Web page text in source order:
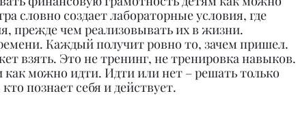
словно создает лабораторные условия, где
прежде чем реализовывать их в жизни.
Каждый получит ровно то, зачем пришел.
взять. Это не тренинг, не тренировка навыков.
как можно идти. Идти или нет – решать только
познает себя и действует.